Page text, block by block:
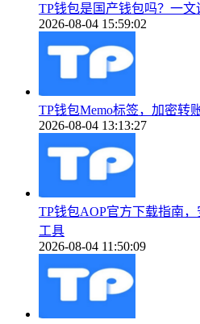
TP钱包是国产钱包吗？一
2026-08-04 15:59:02
TP钱包Memo标签，加密转
2026-08-04 13:13:27
TP钱包AOP官方下载指南
工具
2026-08-04 11:50:09